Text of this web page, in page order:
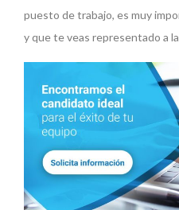
puesto de trabajo, es muy
y que te veas representado a